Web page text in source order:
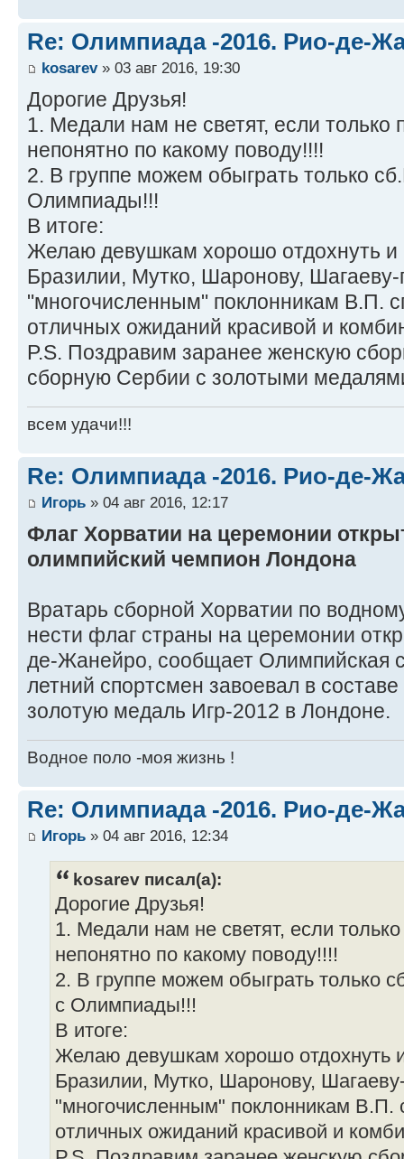
Re: Олимпиада -2016. Рио-де-
kosarev» 03 авг 2016, 19:30
Дорогие Друзья!
1. Медали нам не светят, если только
непонятно по какому поводу!!!!
2. В группе можем обыграть только
Олимпиады!!!
В итоге:
Желаю девушкам хорошо отдохнуть и
Бразилии, Мутко, Шаронову, Шагаеву-
"многочисленным" поклонникам В.П.
отличных ожиданий красивой и
P.S. Поздравим заранее женскую
сборную Сербии с золотыми
всем удачи!!!
Re: Олимпиада -2016. Рио-де-
Игорь » 04 авг 2016, 12:17
Флаг Хорватии на церемонии
олимпийский чемпион Лондона
Вратарь сборной Хорватии по
нести флаг страны на церемонии
де-Жанейро, сообщает Олимпийская
летний спортсмен завоевал в
золотую медаль Игр-2012 в Лондоне.
Водное поло -моя жизнь !
Re: Олимпиада -2016. Рио-де-
Игорь » 04 авг 2016, 12:34
kosarev писал(а):
Дорогие Друзья!
1. Медали нам не светят, если
непонятно по какому поводу!!!!
2. В группе можем обыграть только
с Олимпиады!!!
В итоге:
Желаю девушкам хорошо отдохнуть
Бразилии, Мутко, Шаронову,
"многочисленным" поклонникам В.П.
отличных ожиданий красивой и